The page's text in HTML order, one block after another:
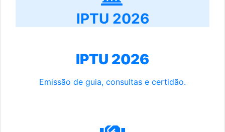
IPTU 2026
IPTU 2026
Emissão de guia, consultas e certidão.